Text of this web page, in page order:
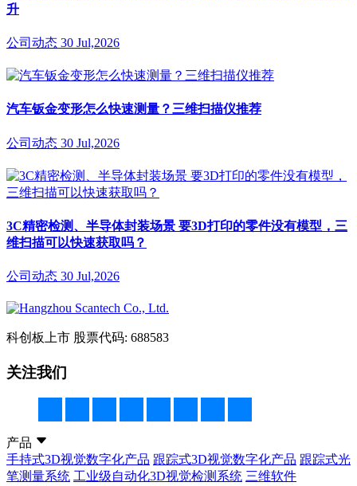
升
公司动态 30 Jul,2026
汽车钣金变形怎么快速测量？三维扫描仪推荐
公司动态 30 Jul,2026
3C精密检测、半导体封装场景 要3D打印的零件没有模型，三
维扫描可以快速获取吗？
公司动态 30 Jul,2026
科创板上市 股票代码: 688583
关注我们
产品
手持式3D视觉数字化产品 跟踪式3D视觉数字化产品 跟踪式光
笔测量系统 工业级自动化3D视觉检测系统 三维软件